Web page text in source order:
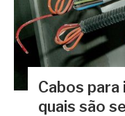
Cabos
quais são